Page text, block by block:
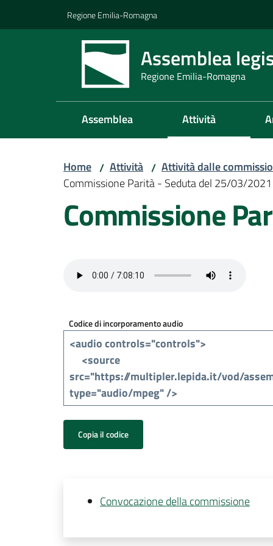
Regione Emilia-Romagna
Assemblea
Regione Emilia-Romagna
Assemblea Attività
Home / Attività / Attività dalle
Commissione Parità - Seduta del 25/03/2021
Commissione
Codice di incorporamento audio
Copia il codice
Convocazione della commissione